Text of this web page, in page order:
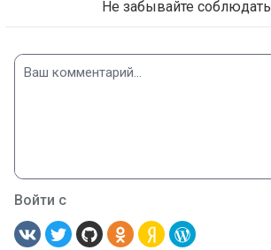
Не забывайте соблюдать
Войти с